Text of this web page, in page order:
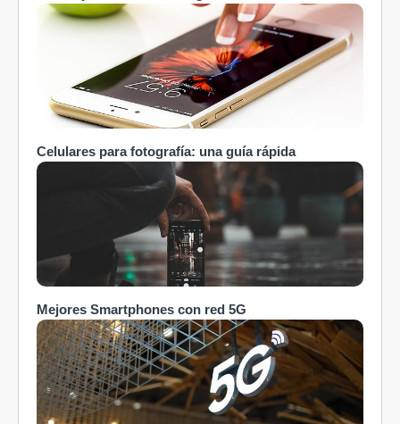
Celulares para fotografía: una guía rápida
Mejores Smartphones con red 5G